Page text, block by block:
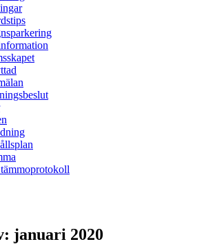
januari 2020